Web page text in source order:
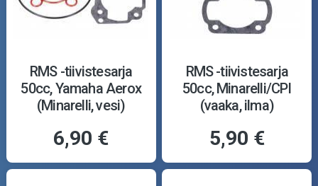
RMS -tiivistesarja
50cc, Yamaha Aerox
(Minarelli, vesi)
6,90 €
RMS -tiivistesarja
50cc, Minarelli/CPI
(vaaka, ilma)
5,90 €